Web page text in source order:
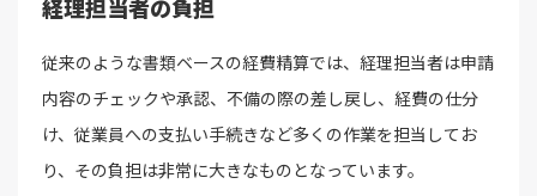
経理担当者の負担
従来のような書類ベースの経費精算では、経理担当者は申請
内容のチェックや承認、不備の際の差し戻し、経費の仕分
け、従業員への支払い手続きなど多くの作業を担当してお
り、その負担は非常に大きなものとなっています。